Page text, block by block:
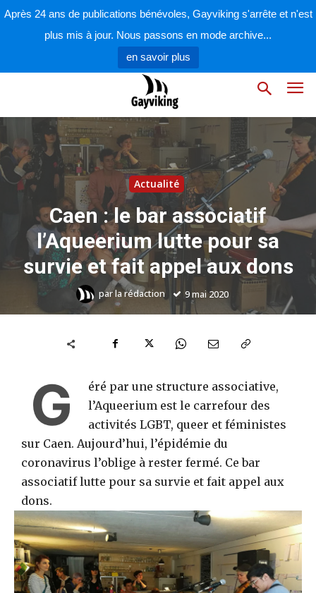
Après 24 ans de publications bénévoles, Gayviking s'arrête et n'est
plus mis à jour. Nous passons en mode archive...
en savoir plus
Actualité
Caen : le bar associatif
l’Aqueerium lutte pour sa
survie et fait appel aux dons
parla rédaction 9 mai 2020
G
éré par une structure associative,
l’Aqueerium est le carrefour des
activités LGBT, queer et féministes
sur Caen. Aujourd’hui, l’épidémie du
coronavirus l’oblige à rester fermé. Ce bar
associatif lutte pour sa survie et fait appel aux
dons.